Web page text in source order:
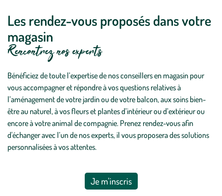
Les rendez-vous proposés dans votre
magasin
Rencontrez nos experts
Bénéficiez de toute l’expertise de nos conseillers en magasin pour
vous accompagner et répondre à vos questions relatives à
l’aménagement de votre jardin ou de votre balcon, aux soins bien-
être au naturel, à vos fleurs et plantes d’intérieur ou d’extérieur ou
encore à votre animal de compagnie. Prenez rendez-vous afin
d'échanger avec l’un de nos experts, il vous proposera des solutions
personnalisées à vos attentes.
Je m'inscris